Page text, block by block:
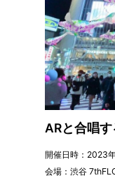
ARと合唱
開催日時：2023
会場：渋谷